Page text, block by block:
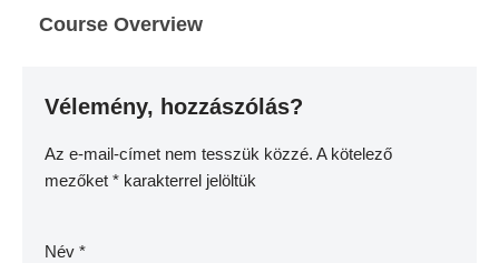
Course Overview
Vélemény, hozzászólás?
Az e-mail-címet nem tesszük közzé. A kötelező
mezőket * karakterrel jelöltük
Név *